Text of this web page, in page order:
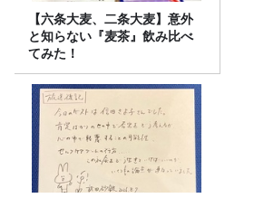
【六条大麦、二条大麦】意外
と知らない『麦茶』飲み比べ
てみた！